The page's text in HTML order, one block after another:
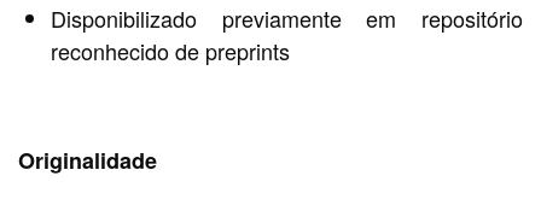
Disponibilizado previamente em repositório
reconhecido de preprints
Originalidade